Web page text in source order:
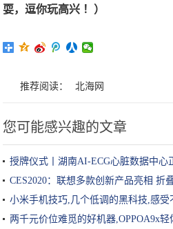
耍，逗你玩高兴 ！）
推荐阅读： 北海网
您可能感兴趣的文章
授牌仪式丨湖南AI-ECG心脏数据中心
CES2020：联想多款创新产品亮相 折
小米手机技巧,几个低调的黑科技,感
两千元价位难觅的好机器,OPPOA9x轻